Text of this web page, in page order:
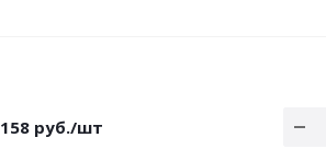
158 руб./шт